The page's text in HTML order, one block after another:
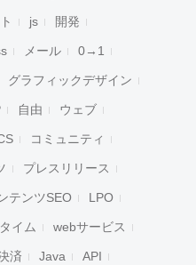
検索
js 開発
メール 0→1
グラフィックデザイン
自由 ウェブ
コミュニティ
プレスリリース
テンツSEO LPO
イム webサービス
済 Java API